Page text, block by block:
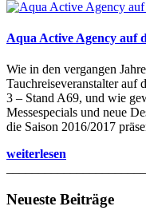
Aqua Active Agency auf
Wie in den vergangen
Tauchreiseveranstalter auf
3 – Stand A69, und wie
Messespecials und neue
die Saison 2016/2017
weiterlesen
Neueste Beiträge